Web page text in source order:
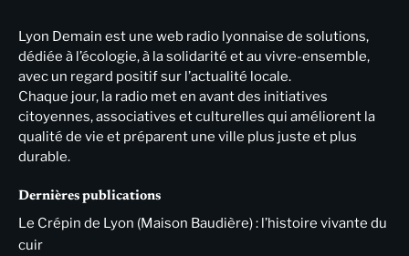
Lyon Demain est une web radio lyonnaise de solutions,
dédiée à l’écologie, à la solidarité et au vivre-ensemble,
avec un regard positif sur l’actualité locale.
Chaque jour, la radio met en avant des initiatives
citoyennes, associatives et culturelles qui améliorent la
qualité de vie et préparent une ville plus juste et plus
durable.
Dernières publications
Le Crépin de Lyon (Maison Baudière) : l’histoire vivante du
cuir